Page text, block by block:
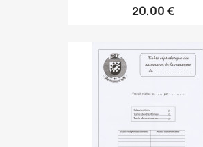
20,00 €